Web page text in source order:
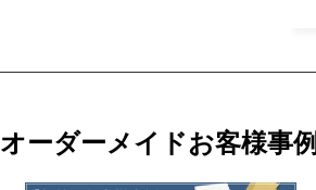
オーダーメイドお客様事例